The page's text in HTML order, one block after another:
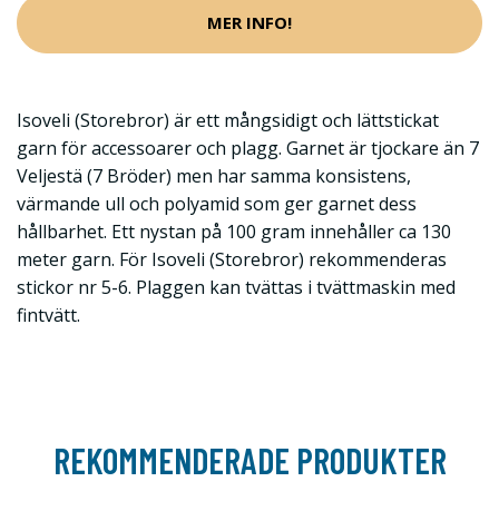
MER INFO!
Isoveli (Storebror) är ett mångsidigt och lättstickat
garn för accessoarer och plagg. Garnet är tjockare än 7
Veljestä (7 Bröder) men har samma konsistens,
värmande ull och polyamid som ger garnet dess
hållbarhet. Ett nystan på 100 gram innehåller ca 130
meter garn. För Isoveli (Storebror) rekommenderas
stickor nr 5-6. Plaggen kan tvättas i tvättmaskin med
fintvätt.
REKOMMENDERADE PRODUKTER